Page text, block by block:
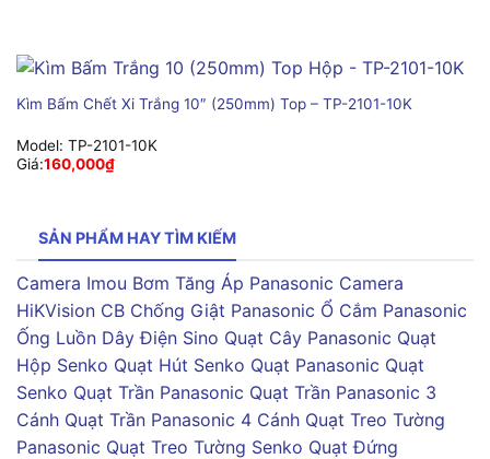
Kìm Bấm Chết Xi Trắng 10″ (250mm) Top – TP-2101-10K
Model: TP-2101-10K
Giá:160,000₫
SẢN PHẨM HAY TÌM KIẾM
Camera Imou Bơm Tăng Áp Panasonic Camera
HiKVision CB Chống Giật Panasonic Ổ Cắm Panasonic
Ống Luồn Dây Điện Sino Quạt Cây Panasonic Quạt
Hộp Senko Quạt Hút Senko Quạt Panasonic Quạt
Senko Quạt Trần Panasonic Quạt Trần Panasonic 3
Cánh Quạt Trần Panasonic 4 Cánh Quạt Treo Tường
Panasonic Quạt Treo Tường Senko Quạt Đứng